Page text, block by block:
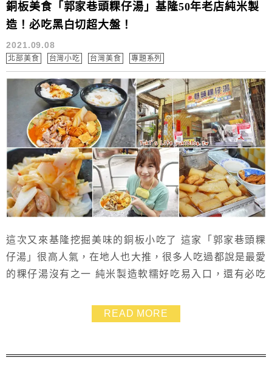
銅板美食「郭家巷頭粿仔湯」基隆50年老店純米製
造！必吃黑白切超大盤！
2021.09.08
北部美食 台灣小吃 台灣美食 專題系列
這次又來基隆挖掘美味的銅板小吃了 這家「郭家巷頭粿
仔湯」很高人氣，在地人也大推，很多人吃過都說是最愛
的粿仔湯沒有之一 純米製造軟糯好吃易入口，還有必吃
樣超大盤上桌，真的有被震撼到～在找基隆美食的朋友可
READ MORE